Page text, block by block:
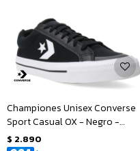
Championes Unisex Converse
Sport Casual OX - Negro -
Blanco
$ 2.890